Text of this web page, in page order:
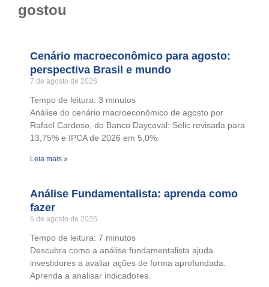
gostou
Cenário macroeconômico para agosto:
perspectiva Brasil e mundo
7 de agosto de 2026
Tempo de leitura: 3 minutos
Análise do cenário macroeconômico de agosto por
Rafael Cardoso, do Banco Daycoval: Selic revisada para
13,75% e IPCA de 2026 em 5,0%.
Leia mais »
Análise Fundamentalista: aprenda como
fazer
6 de agosto de 2026
Tempo de leitura: 7 minutos
Descubra como a análise fundamentalista ajuda
investidores a avaliar ações de forma aprofundada.
Aprenda a analisar indicadores.